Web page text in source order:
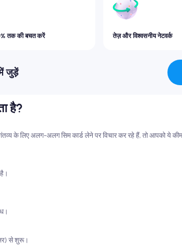
तक की बचत करें तेज़ और विश्वसनीय नेटवर्क
जुड़ें
है?
के लिए अलग-अलग सिम कार्ड लेने पर विचार कर रहे हैं, तो आपको ये
से शुरू।